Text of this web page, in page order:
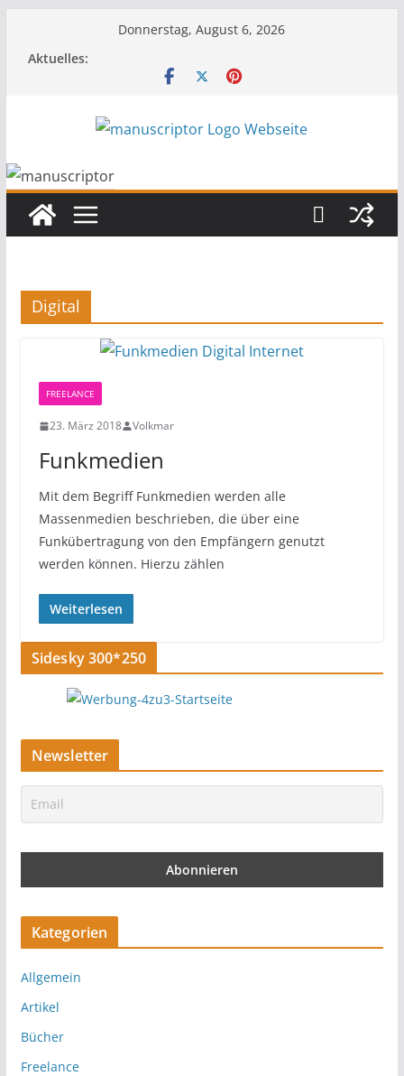
Donnerstag, August 6, 2026
Aktuelles:
Digital
FREELANCE
23. März 2018 Volkmar
Funkmedien
Mit dem Begriff Funkmedien werden alle
Massenmedien beschrieben, die über eine
Funkübertragung von den Empfängern genutzt
werden können. Hierzu zählen
Weiterlesen
Sidesky 300*250
Newsletter
Kategorien
Allgemein
Artikel
Bücher
Freelance